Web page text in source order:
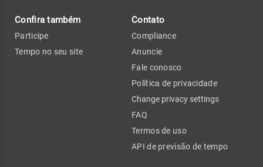
Confira também
Participe
Tempo no seu site
Contato
Compliance
Anuncie
Fale conosco
Política de privacidade
Change privacy settings
FAQ
Termos de uso
API de previsão de tempo